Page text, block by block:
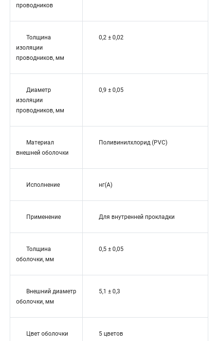
проводников
Толщина
изоляции
проводников, мм
0,2 ± 0,02
Диаметр
изоляции
проводников, мм
0,9 ± 0,05
Материал
внешней оболочки
Поливинилхлорид (PVC)
Исполнение нг(A)
Применение Для внутренней прокладки
Толщина
оболочки, мм
0,5 ± 0,05
Внешний диаметр
оболочки, мм
5,1 ± 0,3
Цвет оболочки 5 цветов